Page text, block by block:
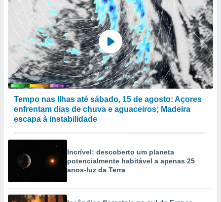
Tempo nas Ilhas até sábado, 15 de agosto: Açores
enfrentam dias de chuva e aguaceiros; Madeira
escapa à instabilidade
Incrível: descoberto um planeta
potencialmente habitável a apenas 25
anos-luz da Terra